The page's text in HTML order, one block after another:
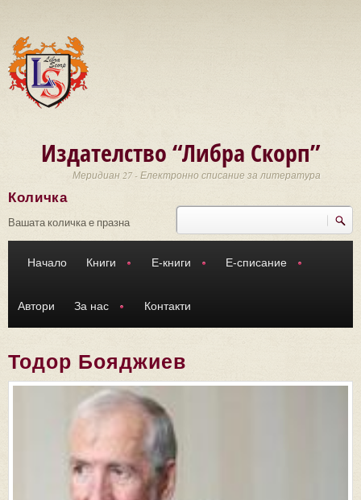
Издателство “Либра Скорп”
Меридиан 27 - Електронно списание за литература
Търси
Количка
Вашата количка е празна
Начало Книги Е-книги Е-списание
Автори За нас Контакти
Тодор Бояджиев